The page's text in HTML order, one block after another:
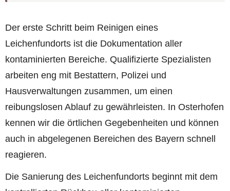
Der erste Schritt beim Reinigen eines
Leichenfundorts ist die Dokumentation aller
kontaminierten Bereiche. Qualifizierte Spezialisten
arbeiten eng mit Bestattern, Polizei und
Hausverwaltungen zusammen, um einen
reibungslosen Ablauf zu gewährleisten. In Osterhofen
kennen wir die örtlichen Gegebenheiten und können
auch in abgelegenen Bereichen des Bayern schnell
reagieren.
Die Sanierung des Leichenfundorts beginnt mit dem